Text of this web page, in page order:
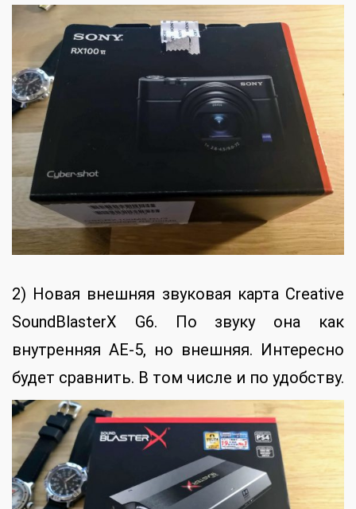
2) Новая внешняя звуковая карта Creative
SoundBlasterX G6. По звуку она как
внутренняя AE-5, но внешняя. Интересно
будет сравнить. В том числе и по удобству.